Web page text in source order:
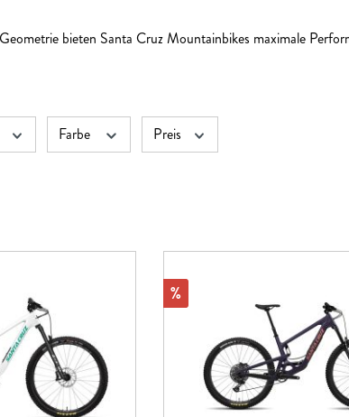
bieten Santa Cruz Mountainbikes maximale
Farbe Preis
Rabatt
%